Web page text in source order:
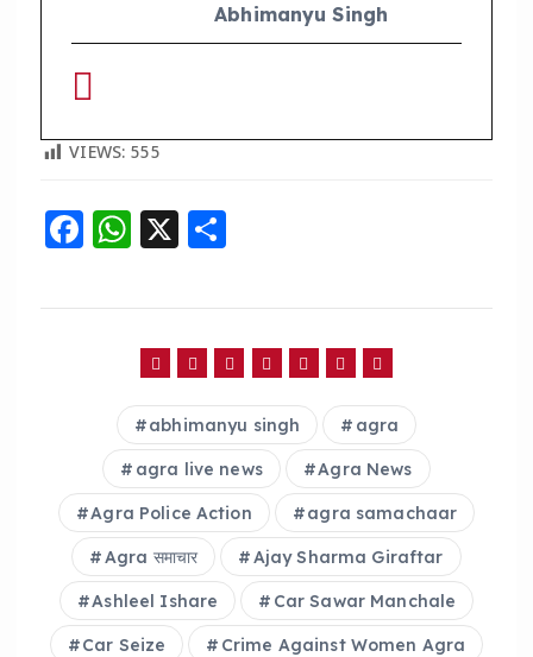
Abhimanyu Singh
VIEWS: 555
F
c
o
k
W
a
ts
A
p
p
X
a
re
abhimanyu singh agra
agra live news Agra News
Agra Police Action agra samachaar
Agra समाचार Ajay Sharma Giraftar
Ashleel Ishare Car Sawar Manchale
Car Seize Crime Against Women Agra